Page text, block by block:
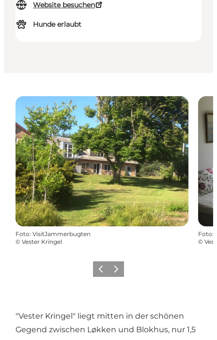
Website besuchen
Hunde erlaubt
Foto: VisitJammerbugten
© Vester Kringel
Foto:
©
ZurückWeiter
"Vester Kringel" liegt mitten in der schönen
Gegend zwischen Løkken und Blokhus, nur 1,5